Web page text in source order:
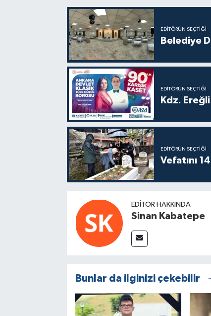
EDITÖRÜN SEÇTIĞI
Belediye
EDITÖRÜN SEÇTIĞI
Kdz.
EDITÖRÜN SEÇTIĞI
Vefatını
EDITÖR HAKKINDA
Sinan Kabatepe
Bunlar da ilginizi çekebilir